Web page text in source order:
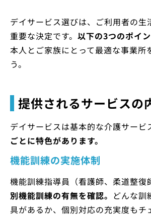
デイサービス選びは、ご利用者の生
重要な決定です。 以下の3つのポイ
本人とご家族にとって最適な事業所
う。
提供されるサービスの
デイサービスは基本的な介護サービ
ごとに特色があります。
機能訓練の実施体制
機能訓練指導員（看護師、柔道整復
別機能訓練の有無を確認。 どんな訓
具があるか、個別対応の充実度もチ